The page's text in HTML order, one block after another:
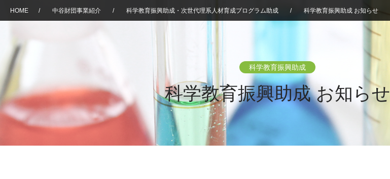
HOME / 中谷財団事業紹介 / 科学教育振興助成・次世代理系人材育成プログラム助成 / 科学教育振興助成 お知らせ
科学教育振興助成
科学教育振興助成 お知らせ